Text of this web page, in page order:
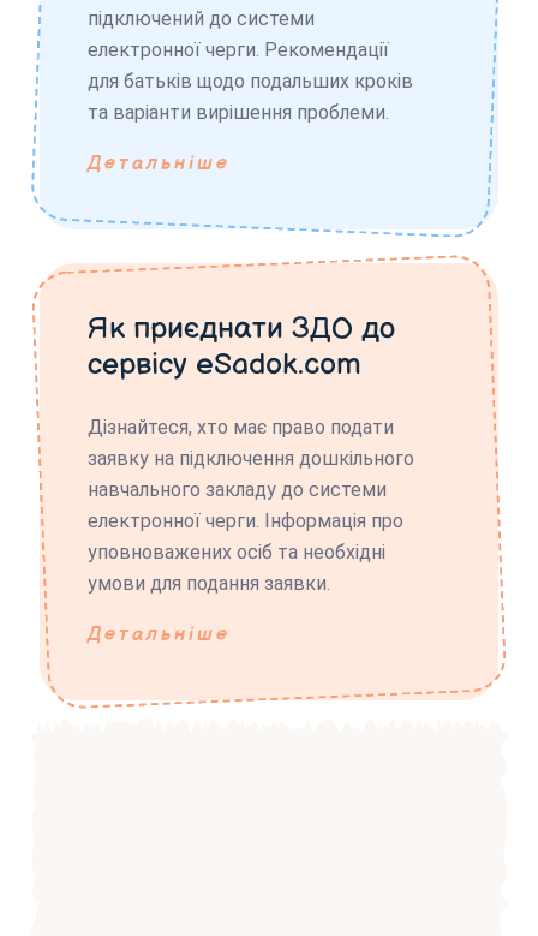
підключений до системи
електронної черги. Рекомендації
для батьків щодо подальших кроків
та варіанти вирішення проблеми.
Детальніше
Як приєднати ЗДО до
сервісу eSadok.com
Дізнайтеся, хто має право подати
заявку на підключення дошкільного
навчального закладу до системи
електронної черги. Інформація про
уповноважених осіб та необхідні
умови для подання заявки.
Детальніше